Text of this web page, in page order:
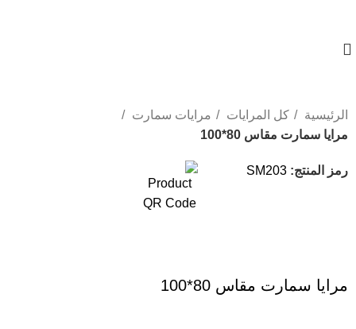
الرئيسية كل المرايات
مرايات سمارت
مرايا سمارت مقاس 80*100
رمز المنتج:SM203 -16%
مرايا سمارت مقاس 80*100